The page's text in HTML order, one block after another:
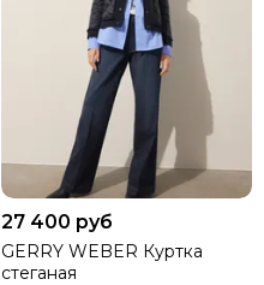
27 400 руб
GERRY WEBER Куртка
стеганая